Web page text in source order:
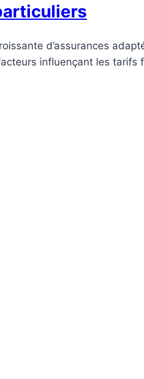
d’assurances
influençant les tarifs